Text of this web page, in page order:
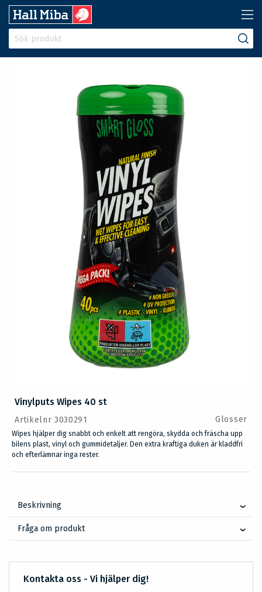
Vinylputs Wipes 40 st
Artikelnr 3030291 Glosser
Wipes hjälper dig snabbt och enkelt att rengöra, skydda och fräscha upp
bilens plast, vinyl och gummidetaljer. Den extra kraftiga duken är kladdfri
och efterlämnar inga rester.
Beskrivning
Fråga om produkt
Kontakta oss - Vi hjälper dig!